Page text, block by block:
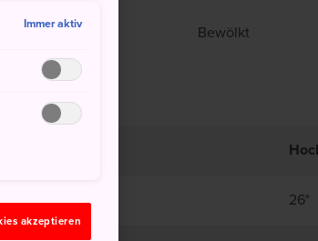
Bewölkt
26°
Immer aktiv
akzeptieren